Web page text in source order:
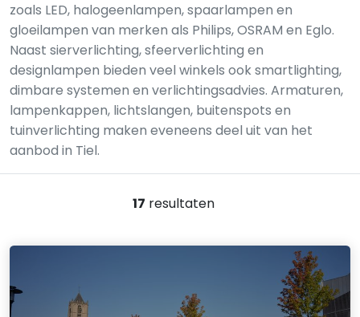
zoals LED, halogeenlampen, spaarlampen en
gloeilampen van merken als Philips, OSRAM en Eglo.
Naast sierverlichting, sfeerverlichting en
designlampen bieden veel winkels ook smartlighting,
dimbare systemen en verlichtingsadvies. Armaturen,
lampenkappen, lichtslangen, buitenspots en
tuinverlichting maken eveneens deel uit van het
aanbod in Tiel.
17 resultaten